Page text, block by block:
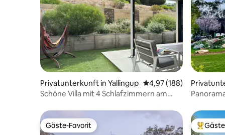
Privatunterkunft in Yallingup Durchschnittliche
4,97 (188)
Schöne Villa mit 4 Schlafzimmern am
p
Gäste-Favorit
Gäste-Favorit